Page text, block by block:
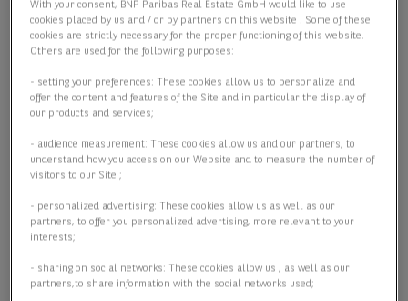
With your consent, BNP Paribas Real Estate GmbH would like to use
cookies placed by us and / or by partners on this website . Some of these
cookies are strictly necessary for the proper functioning of this website.
Others are used for the following purposes:
- setting your preferences: These cookies allow us to personalize and
offer the content and features of the Site and in particular the display of
our products and services;
- audience measurement: These cookies allow us and our partners, to
understand how you access on our Website and to measure the number of
visitors to our Site ;
- personalized advertising: These cookies allow us as well as our
partners, to offer you personalized advertising, more relevant to your
interests;
- sharing on social networks: These cookies allow us , as well as our
partners,to share information with the social networks used;